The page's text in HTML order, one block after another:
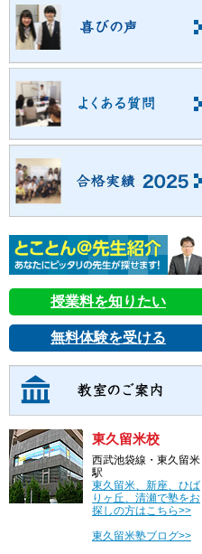
授業料を知りたい
無料体験を受ける
東久留米校
西武池袋線・東久留米
駅
東久留米、新座、ひば
りヶ丘、清瀬で塾をお
探しの方はこちら>>
東久留米塾ブログ>>